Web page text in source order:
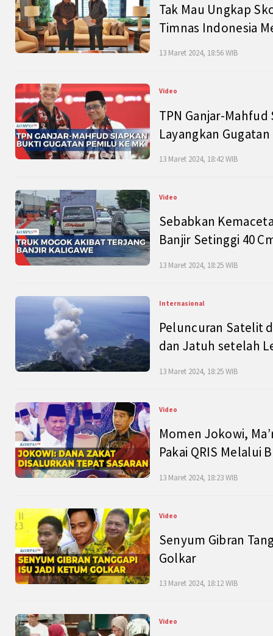
Tak Mau Ungkap
Timnas Indonesia
13 Maret 2024, 18:56 WIB
Video
TPN Ganjar-
Layangkan
13 Maret 2024, 18:42 WIB
Video
Sebabkan
Banjir Setinggi 40
13 Maret 2024, 18:25 WIB
Internasional
Peluncuran Satelit
dan Jatuh setelah
13 Maret 2024, 18:25 WIB
Video
Momen Jokowi,
Pakai QRIS Melalui
13 Maret 2024, 18:23 WIB
Video
Senyum Gibran
Golkar
13 Maret 2024, 18:12 WIB
Video